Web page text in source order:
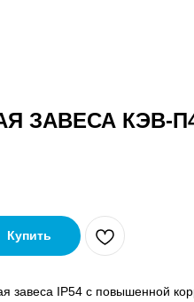
ЗАВЕСА КЭВ-
Купить
завеса IP54 с повышенной